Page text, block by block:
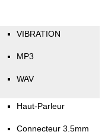
VIBRATION
MP3
WAV
Haut-Parleur
Connecteur 3.5mm